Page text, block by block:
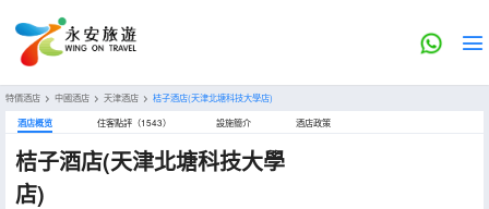
特價酒店 > 中國酒店 > 天津酒店 > 桔子酒店(天津北塘科技大學店)
酒店概览 住客點評（1543） 設施簡介 酒店政策
桔子酒店(天津北塘科技大學
店)